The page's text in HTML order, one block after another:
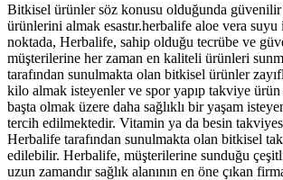
Bitkisel ürünler söz konusu olduğunda güvenilir
ürünlerini almak esastır.herbalife aloe vera
noktada, Herbalife, sahip olduğu tecrübe ve
müşterilerine her zaman en kaliteli ürünleri
tarafından sunulmakta olan bitkisel ürünler
kilo almak isteyenler ve spor yapıp takviye ürün
başta olmak üzere daha sağlıklı bir yaşam
tercih edilmektedir. Vitamin ya da besin
Herbalife tarafından sunulmakta olan bitkisel
edilebilir. Herbalife, müşterilerine sunduğu
uzun zamandır sağlık alanının en öne çıkan